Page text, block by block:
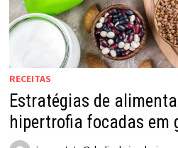
RECEITAS
Estratégias de
hipertrofia focadas em